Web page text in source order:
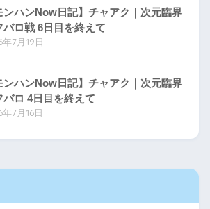
ンハンNow日記】チャアク｜次元臨界
バロ戦 6日目を終えて
7月19日
ンハンNow日記】チャアク｜次元臨界
バロ 4日目を終えて
7月16日